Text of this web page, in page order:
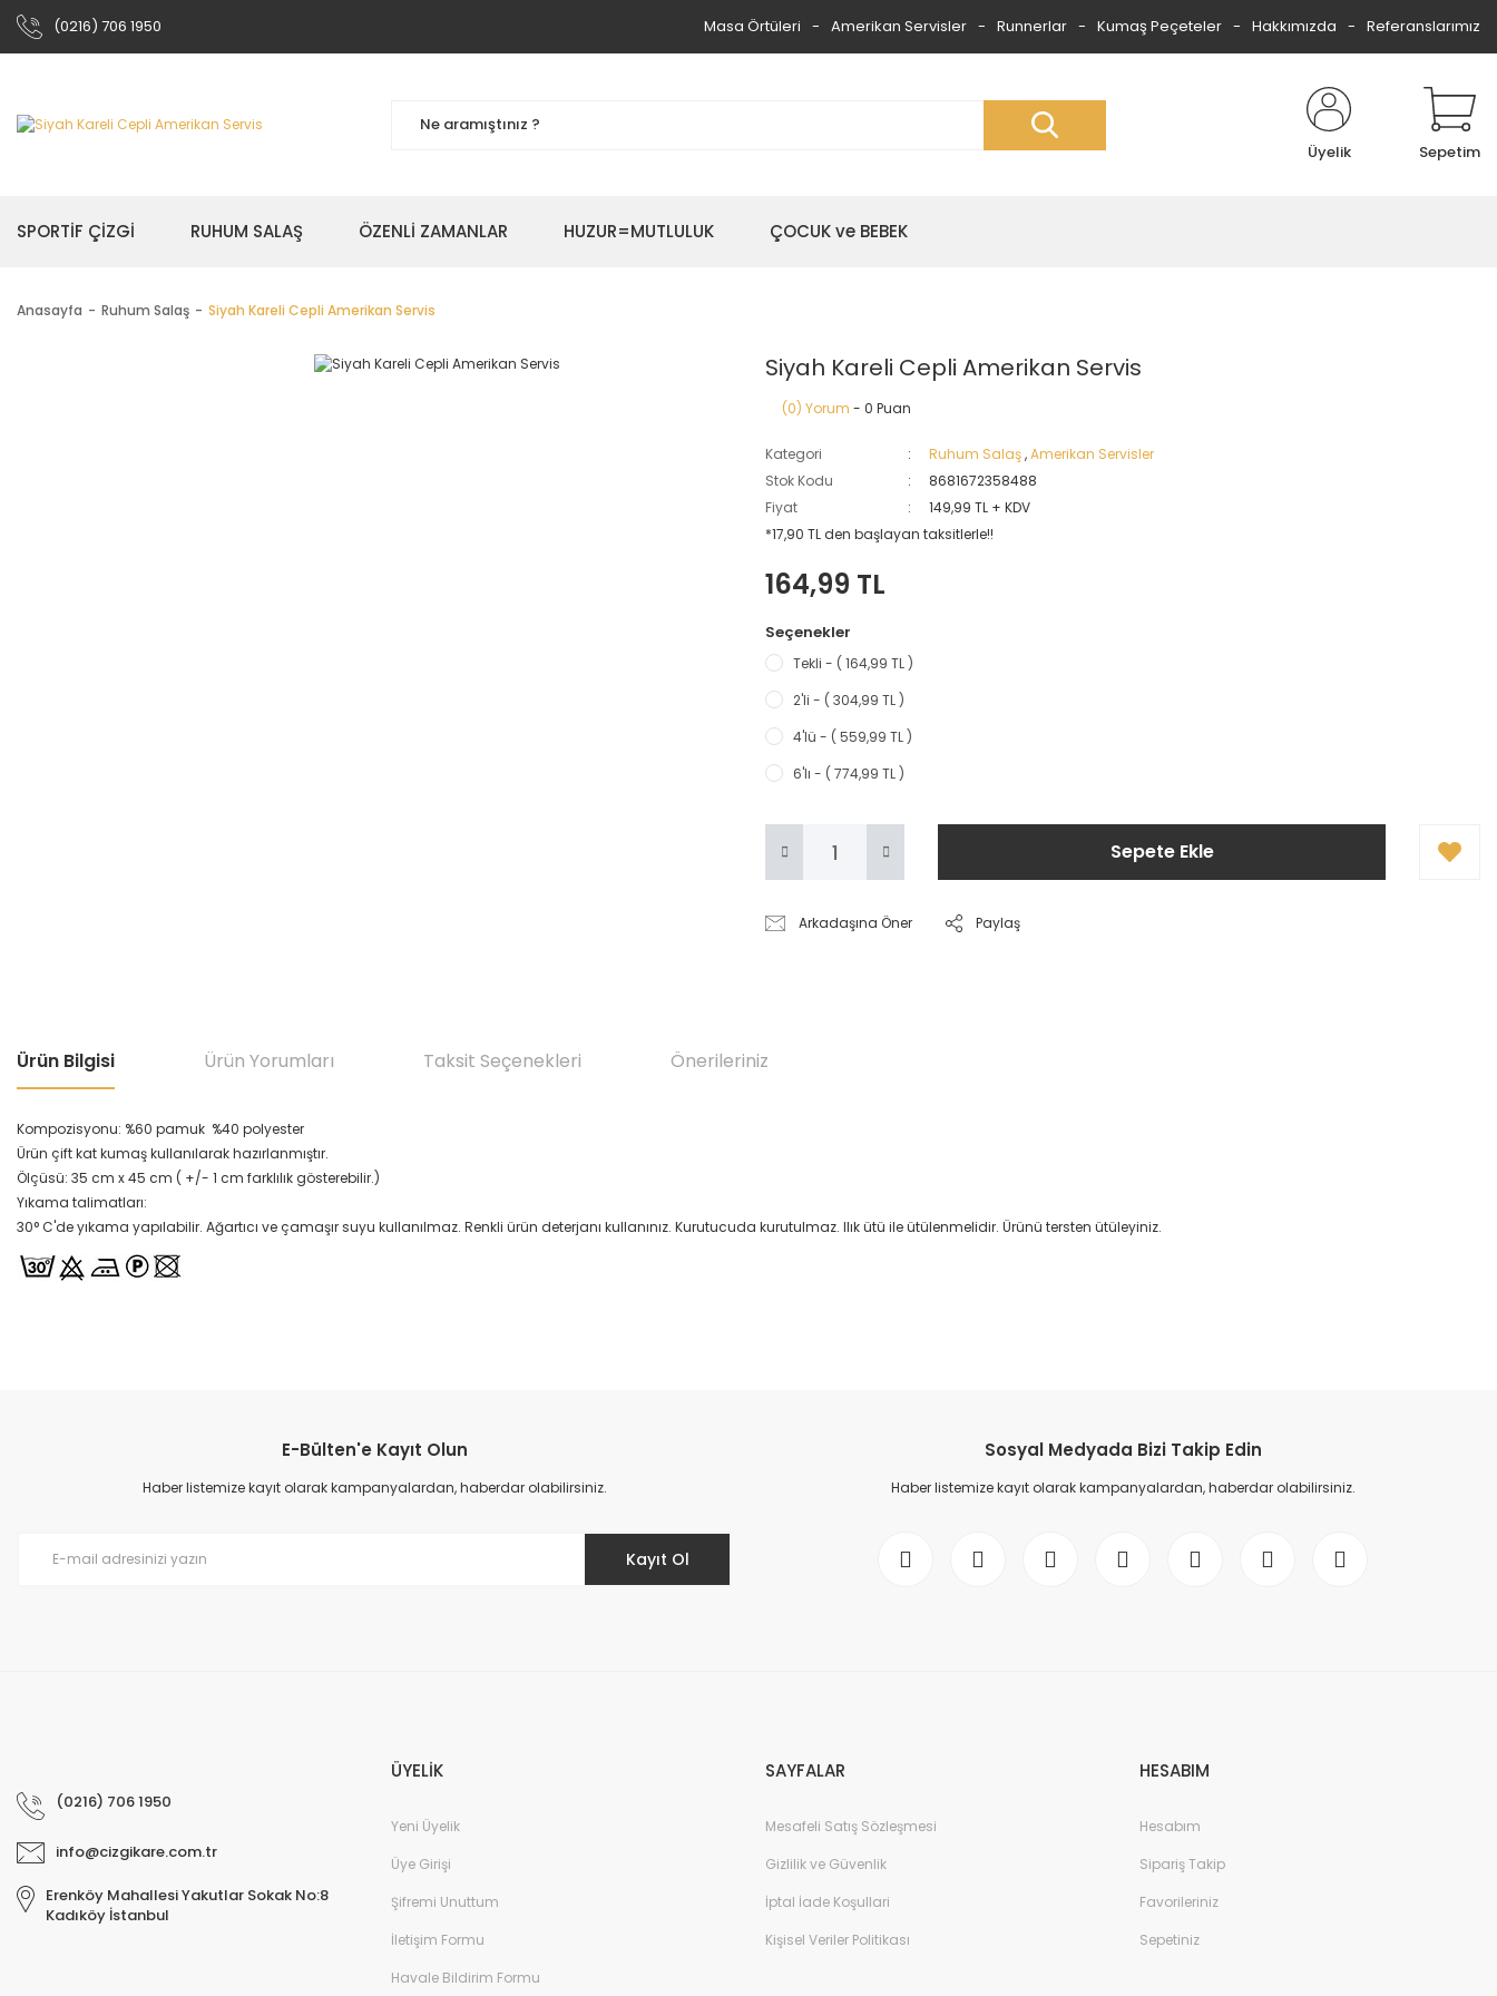
(0216) 706 1950 Masa Örtüleri Amerikan Servisler Runnerlar Kumaş Peçeteler Hakkımızda Referanslarımız
Üyelik Sepetim
SPORTİF ÇİZGİ RUHUM SALAŞ ÖZENLİ ZAMANLAR HUZUR=MUTLULUK ÇOCUK ve BEBEK
Anasayfa Ruhum Salaş Siyah Kareli Cepli Amerikan Servis
Siyah Kareli Cepli Amerikan Servis
(0) Yorum - 0 Puan
Kategori Ruhum Salaş,Amerikan Servisler
Stok Kodu
8681672358488
Fiyat
149,99 TL + KDV
*17,90 TL den başlayan taksitlerle!!
164,99 TL
Seçenekler
Tekli - ( 164,99 TL )
2'li - ( 304,99 TL )
4'lü - ( 559,99 TL )
6'lı - ( 774,99 TL )
Sepete Ekle
Arkadaşına Öner Paylaş
Ürün Bilgisi Ürün Yorumları Taksit Seçenekleri Önerileriniz
Kompozisyonu: %60 pamuk %40 polyester
Ürün çift kat kumaş kullanılarak hazırlanmıştır.
Ölçüsü: 35 cm x 45 cm ( +/- 1 cm farklılık gösterebilir.)
Yıkama talimatları:
30° C'de yıkama yapılabilir. Ağartıcı ve çamaşır suyu kullanılmaz. Renkli ürün deterjanı kullanınız. Kurutucuda kurutulmaz. Ilık ütü ile ütülenmelidir. Ürünü tersten ütüleyiniz.
Ürün resmi kalitesiz, bozuk veya görüntülenemiyor.
Ürün açıklamasında eksik bilgiler bulunuyor.
E-Bülten'e Kayıt Olun
Haber listemize kayıt olarak kampanyalardan, haberdar olabilirsiniz.
Kayıt Ol
Sosyal Medyada Bizi Takip Edin
Haber listemize kayıt olarak kampanyalardan, haberdar olabilirsiniz.
(0216) 706 1950
info@cizgikare.com.tr
Erenköy Mahallesi Yakutlar Sokak No:8
Kadıköy İstanbul
ÜYELİK
Yeni Üyelik
Üye Girişi
Şifremi Unuttum
İletişim Formu
Havale Bildirim Formu
SAYFALAR
Mesafeli Satış Sözleşmesi
Gizlilik ve Güvenlik
İptal İade Koşullari
Kişisel Veriler Politikası
HESABIM
Hesabım
Sipariş Takip
Favorileriniz
Sepetiniz